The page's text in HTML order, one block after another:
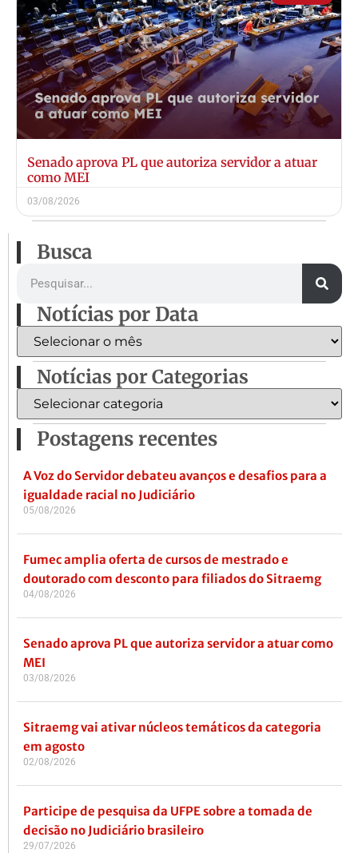
Senado aprova PL que autoriza servidor a atuar
como MEI
03/08/2026
Busca
Notícias por Data
Notícias por Categorias
Postagens recentes
A Voz do Servidor debateu avanços e desafios para a
igualdade racial no Judiciário
05/08/2026
Fumec amplia oferta de cursos de mestrado e
doutorado com desconto para filiados do Sitraemg
04/08/2026
Senado aprova PL que autoriza servidor a atuar como
MEI
03/08/2026
Sitraemg vai ativar núcleos temáticos da categoria
em agosto
02/08/2026
Participe de pesquisa da UFPE sobre a tomada de
decisão no Judiciário brasileiro
29/07/2026